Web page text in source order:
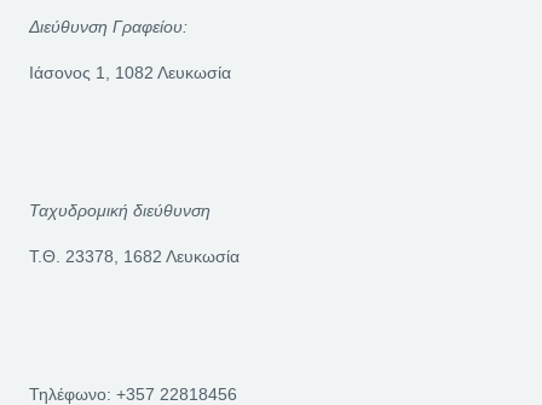
Διεύθυνση Γραφείου:
Ιάσονος 1, 1082 Λευκωσία
Ταχυδρομική διεύθυνση
Τ.Θ. 23378, 1682 Λευκωσία
Τηλέφωνο: +357 22818456